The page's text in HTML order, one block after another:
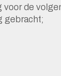
de
gebracht;